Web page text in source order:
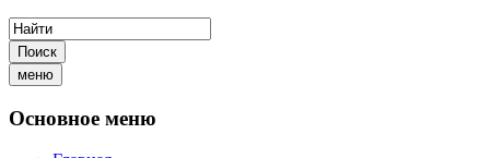
Поиск
меню
Основное меню